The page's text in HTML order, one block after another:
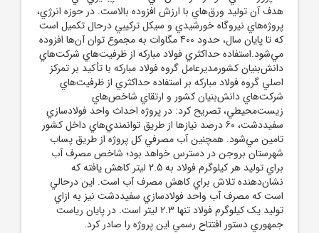
هدف آن توليد ورق‌هاي با ارزش افزوده بالاست. در حوزه انرژي،
پروژه‌هاي نيروگاه خورشيدي و سيکل ترکيبي درحال تکميل است
که تا پايان سال، حدود 400 مگاوات به مجموع توان آن‌ها افزوده
مي‌شود.استفاده حداکثري فولاد مبارکه از ظرفيت‌هاي شرکت‌هاي
دانش‌بنيان کشورمديرعامل گروه فولاد مبارکه با تأکيد بر تمرکز
اصلي گروه فولاد مبارکه بر استفاده حداکثري از ظرفيت‌هاي
شرکت‌هاي دانش‌بنيان کشور و ارتقاي شاخص‌هاي
زيست‌محيطي، تصريح کرد: در پروژه احداث واحد فولادسازي
سفيددشت، 60 درصد نيازها از طريق توانمندي‌هاي داخل کشور
تامين مي‌شود. همچنين آب مصرفي کل پروژه از طريق پساب
شهرستان بروجن در دسترس خواهد بود؛ شاخص مصرف آب
براي توليد هر کيلوگرم فولاد به 2.5 ليتر کاهش يافته که
نشان‌دهنده تلاش براي کاهش مصرف آب است. اين درحالي
است که مصرف آب واحد فولادسازي سفيددشت نيز به ازاي
توليد يک کيلوگرم فولاد تنها 2.3 ليتر است. در پايان رياست
جمهوري دستور افتتاح رسمي اين پروژه را صادر کرد.